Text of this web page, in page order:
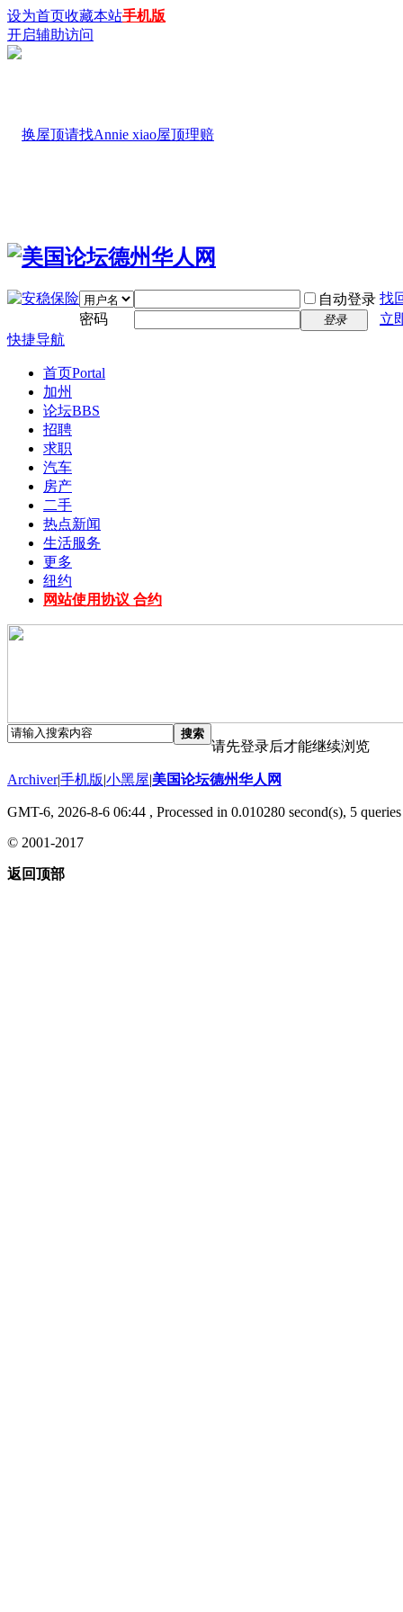
设为首页收藏本站手机版
开启辅助访问
自动登录 找
密码
登录
立
快捷导航
首页Portal
加州
论坛BBS
招聘
求职
汽车
房产
二手
热点新闻
生活服务
更多
纽约
网站使用协议 合约
搜索
请先登录后才能继续浏览
Archiver|手机版|小黑屋|美国论坛德州华人网
GMT-6, 2026-8-6 06:44 , Processed in 0.010280 second(s), 5
© 2001-2017
返回顶部